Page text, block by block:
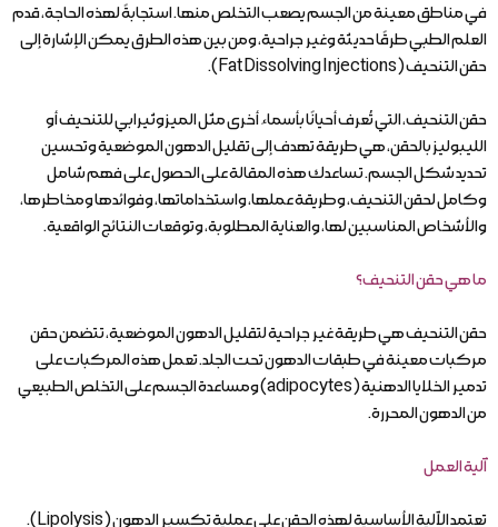
في مناطق معينة من الجسم يصعب التخلص منها. استجابةً لهذه الحاجة، قدم
العلم الطبي طرقًا حديثة وغير جراحية، ومن بين هذه الطرق يمكن الإشارة إلى
حقن التنحيف (Fat Dissolving Injections).
حقن التنحيف، التي تُعرف أحيانًا بأسماء أخرى مثل الميزوثيرابي للتنحيف أو
الليبوليز بالحقن، هي طريقة تهدف إلى تقليل الدهون الموضعية وتحسين
تحديد شكل الجسم. تساعدك هذه المقالة على الحصول على فهم شامل
وكامل لحقن التنحيف، وطريقة عملها، واستخداماتها، وفوائدها ومخاطرها،
والأشخاص المناسبين لها، والعناية المطلوبة، وتوقعات النتائج الواقعية.
ما هي حقن التنحيف؟
حقن التنحيف هي طريقة غير جراحية لتقليل الدهون الموضعية، تتضمن حقن
مركبات معينة في طبقات الدهون تحت الجلد. تعمل هذه المركبات على
تدمير الخلايا الدهنية (adipocytes) ومساعدة الجسم على التخلص الطبيعي
من الدهون المحررة.
آلية العمل
تعتمد الآلية الأساسية لهذه الحقن على عملية تكسير الدهون (Lipolysis).